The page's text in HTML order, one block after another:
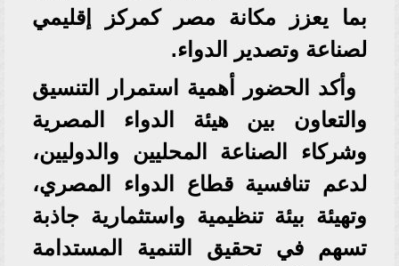
بما يعزز مكانة مصر كمركز إقليمي
لصناعة وتصدير الدواء.
وأكد الحضور أهمية استمرار التنسيق
والتعاون بين هيئة الدواء المصرية
وشركاء الصناعة المحليين والدوليين،
لدعم تنافسية قطاع الدواء المصري،
وتهيئة بيئة تنظيمية واستثمارية جاذبة
تسهم في تحقيق التنمية المستدامة